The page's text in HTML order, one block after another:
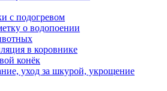
с подогревом
о водопоении
в коровнике
конёк
уход за шкурой, укрощение